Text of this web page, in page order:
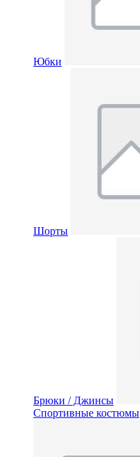
Юбки
Шорты
Брюки / Джинсы
Спортивные костюмы